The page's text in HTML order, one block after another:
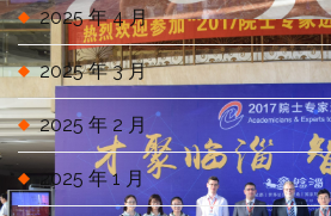
2025 年 4 月
2025 年 3 月
2025 年 2 月
2025 年 1 月